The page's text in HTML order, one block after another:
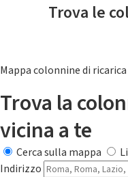
Trova le
Mappa colonnine di
Trova la
vicina a te
Cerca sulla mappa
Indirizzo